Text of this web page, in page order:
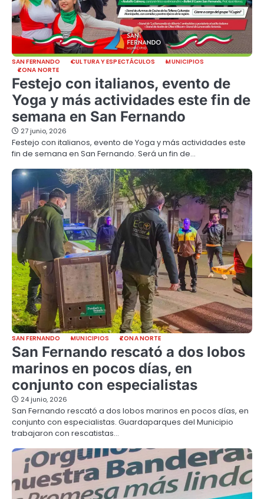
SAN FERNANDO CULTURA Y ESPECTÁCULOS
MUNICIPIOS
ZONA NORTE
Festejo con italianos, evento de
Yoga y más actividades este fin de
semana en San Fernando
27 junio, 2026
Festejo con italianos, evento de Yoga y más actividades este
fin de semana en San Fernando. Será un fin de…
SAN FERNANDO MUNICIPIOS ZONA NORTE
San Fernando rescató a dos lobos
marinos en pocos días, en
conjunto con especialistas
24 junio, 2026
San Fernando rescató a dos lobos marinos en pocos días, en
conjunto con especialistas. Guardaparques del Municipio
trabajaron con rescatistas…